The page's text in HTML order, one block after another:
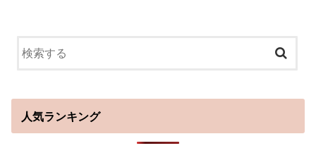
人気ランキング